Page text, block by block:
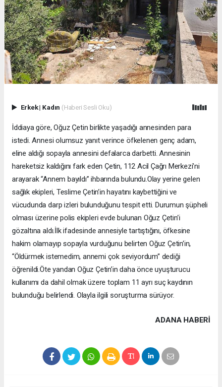
Erkek| Kadın (Haberi Sesli Oku)
İddiaya göre, Oğuz Çetin birlikte yaşadığı annesinden para
istedi. Annesi olumsuz yanıt verince öfkelenen genç adam,
eline aldığı sopayla annesini defalarca darbetti. Annesinin
hareketsiz kaldığını fark eden Çetin, 112 Acil Çağrı Merkezi’ni
arayarak “Annem bayıldı” ihbarında bulundu.Olay yerine gelen
sağlık ekipleri, Teslime Çetin’in hayatını kaybettiğini ve
vücudunda darp izleri bulunduğunu tespit etti. Durumun şüpheli
olması üzerine polis ekipleri evde bulunan Oğuz Çetin’i
gözaltına aldı.İlk ifadesinde annesiyle tartıştığını, öfkesine
hakim olamayıp sopayla vurduğunu belirten Oğuz Çetin’in,
“Öldürmek istemedim, annemi çok seviyordum” dediği
öğrenildi.Öte yandan Oğuz Çetin’in daha önce uyuşturucu
kullanımı da dahil olmak üzere toplam 11 ayrı suç kaydının
bulunduğu belirlendi. Olayla ilgili soruşturma sürüyor.
ADANA HABERİ